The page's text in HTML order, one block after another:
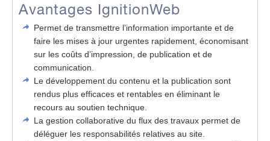
Avantages IgnitionWeb
Permet de transmettre l’information importante et de
faire les mises à jour urgentes rapidement, économisant
sur les coûts d’impression, de publication et de
communication.
Le développement du contenu et la publication sont
rendus plus efficaces et rentables en éliminant le
recours au soutien technique.
La gestion collaborative du flux des travaux permet de
déléguer les responsabilités relatives au site.